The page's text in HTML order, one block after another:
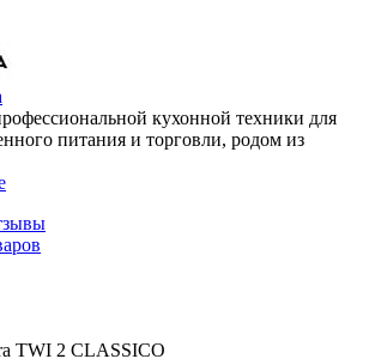
кухонной техники для
питания и торговли, родом из